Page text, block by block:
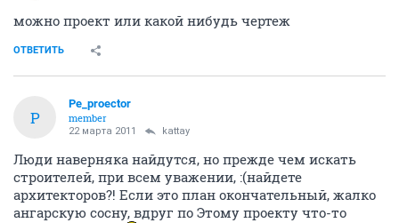
можно проект или какой нибудь чертеж
ОТВЕТИТЬ
P
Pe_proector
member
22 марта 2011 kattay
Люди наверняка найдутся, но прежде чем искать
строителей, при всем уважении, :(найдете
архитекторов?! Если это план окончательный, жалко
ангарскую сосну, вдруг по Этому проекту что-то